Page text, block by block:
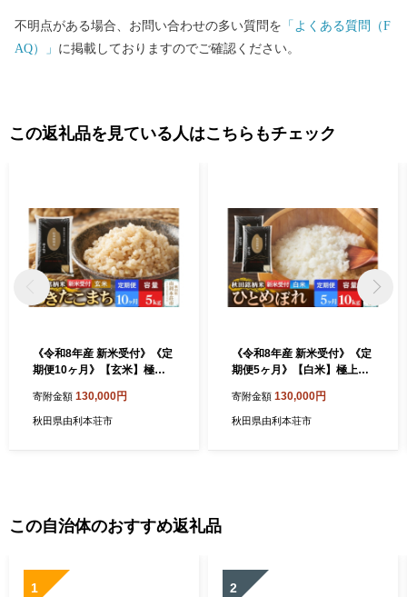
不明点がある場合、お問い合わせの多い質問を 「よくある質問（F
AQ）」 に掲載しておりますのでご確認ください。
この返礼品を見ている人はこちらもチェック
《令和8年産 新米受付》《定
期便10ヶ月》【玄米】極上
g [米 お米 こめ 玄米 あきた
こまち ブランド米 銘柄米 食
寄附金額 130,000円
秋田県由利本荘市
《令和8年産 新米受付》《定
期便5ヶ月》【白米】極上秋
（5kg×2袋） [新米受付 米 お
米 こめ 白米 精米 ひとめぼれ
寄附金額 130,000円
秋田県由利本荘市
この自治体のおすすめ返礼品
1 2